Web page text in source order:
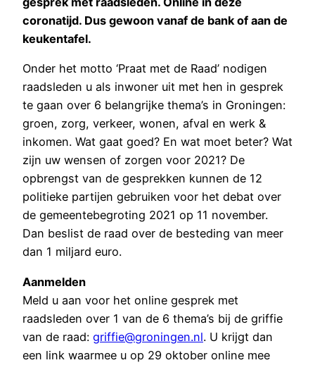
coronatijd. Dus gewoon vanaf de bank of aan de
keukentafel.
Onder het motto ‘Praat met de Raad’ nodigen
raadsleden u als inwoner uit met hen in gesprek
te gaan over 6 belangrijke thema’s in Groningen:
groen, zorg, verkeer, wonen, afval en werk &
inkomen. Wat gaat goed? En wat moet beter? Wat
zijn uw wensen of zorgen voor 2021? De
opbrengst van de gesprekken kunnen de 12
politieke partijen gebruiken voor het debat over
de gemeentebegroting 2021 op 11 november.
Dan beslist de raad over de besteding van meer
dan 1 miljard euro.
Aanmelden
Meld u aan voor het online gesprek met
raadsleden over 1 van de 6 thema’s bij de griffie
van de raad: griffie@groningen.nl. U krijgt dan
een link waarmee u op 29 oktober online mee